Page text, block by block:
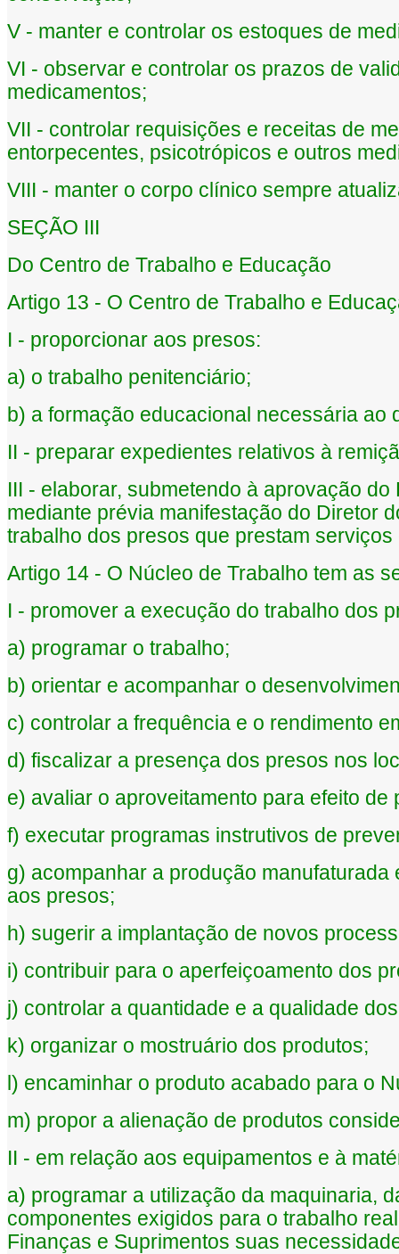
V - manter e controlar os estoques de
VI - observar e controlar os prazos de
medicamentos;
VII - controlar requisições e receitas de
entorpecentes, psicotrópicos e outros
VIII - manter o corpo clínico sempre
SEÇÃO III
Do Centro de Trabalho e Educação
Artigo 13 - O Centro de Trabalho e
I - proporcionar aos presos:
a) o trabalho penitenciário;
b) a formação educacional necessária
II - preparar expedientes relativos à
III - elaborar, submetendo à aprovação
mediante prévia manifestação do Diretor
trabalho dos presos que prestam
Artigo 14 - O Núcleo de Trabalho tem as
I - promover a execução do trabalho dos
a) programar o trabalho;
b) orientar e acompanhar o
c) controlar a frequência e o rendimento
d) fiscalizar a presença dos presos nos
e) avaliar o aproveitamento para efeito
f) executar programas instrutivos de
g) acompanhar a produção
aos presos;
h) sugerir a implantação de novos
i) contribuir para o aperfeiçoamento dos
j) controlar a quantidade e a qualidade
k) organizar o mostruário dos produtos;
l) encaminhar o produto acabado para o
m) propor a alienação de produtos
II - em relação aos equipamentos e à
a) programar a utilização da maquinaria,
componentes exigidos para o trabalho
Finanças e Suprimentos suas